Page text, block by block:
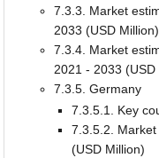
7.3.3. Market
2033 (USD Million)
7.3.4. Market
2021 - 2033 (USD
7.3.5. Germany
7.3.5.1. Key
7.3.5.2.
(USD Million)